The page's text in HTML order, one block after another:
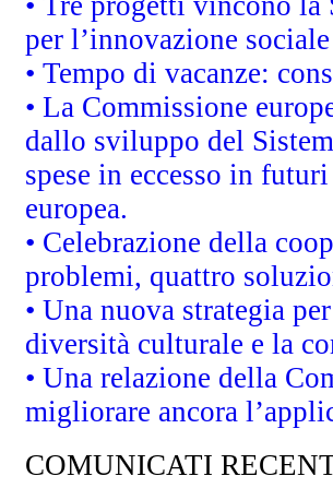
per l’innovazione sociale
• Tempo di vacanze:
• La Commissione
dallo sviluppo del
spese in eccesso in
europea.
• Celebrazione della
problemi, quattro
• Una nuova strategia
diversità culturale e la
• Una relazione della
migliorare ancora
COMUNICATI